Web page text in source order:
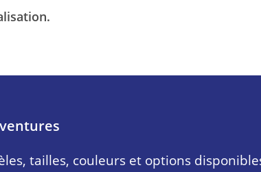
tailles, couleurs et options